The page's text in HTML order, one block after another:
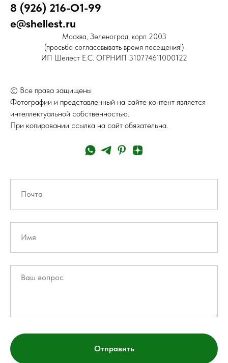
8 (926) 216-О1-99
e@shellest.ru
Москва, Зеленоград, корп 2003
(просьба согласовывать время посещения!)
ИП Шелест Е.С. ОГРНИП 310774611000122
© Все права защищены
Фотографии и представленный на сайте контент является
интеллектуальной собственностью.
При копировании ссылка на сайт обязательна.
Отправить